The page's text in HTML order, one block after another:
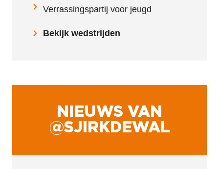
Verrassingspartij voor jeugd
Bekijk wedstrijden
NIEUWS VAN
@SJIRKDEWAL